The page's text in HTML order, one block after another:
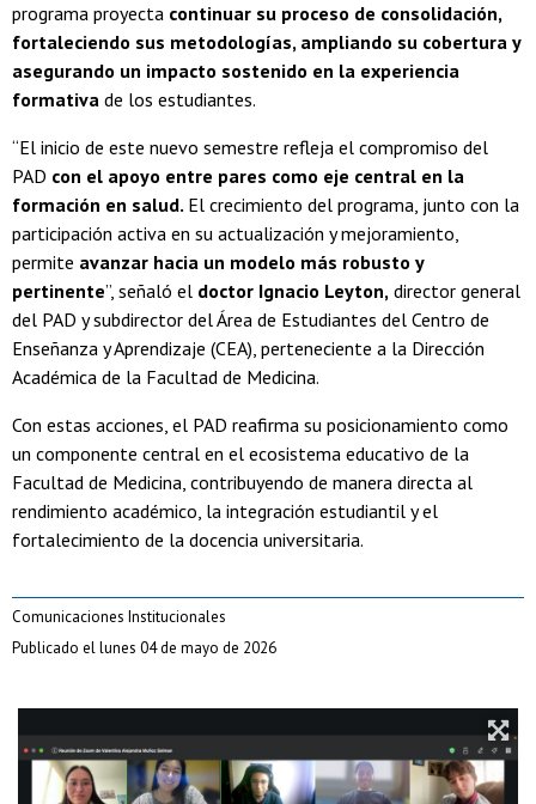
programa proyecta continuar su proceso de consolidación,
fortaleciendo sus metodologías, ampliando su cobertura y
asegurando un impacto sostenido en la experiencia
formativa de los estudiantes.
“El inicio de este nuevo semestre refleja el compromiso del
PAD con el apoyo entre pares como eje central en la
formación en salud. El crecimiento del programa, junto con la
participación activa en su actualización y mejoramiento,
permite avanzar hacia un modelo más robusto y
pertinente”, señaló el doctor Ignacio Leyton, director general
del PAD y subdirector del Área de Estudiantes del Centro de
Enseñanza y Aprendizaje (CEA), perteneciente a la Dirección
Académica de la Facultad de Medicina.
Con estas acciones, el PAD reafirma su posicionamiento como
un componente central en el ecosistema educativo de la
Facultad de Medicina, contribuyendo de manera directa al
rendimiento académico, la integración estudiantil y el
fortalecimiento de la docencia universitaria.
Comunicaciones Institucionales
Publicado el lunes 04 de mayo de 2026